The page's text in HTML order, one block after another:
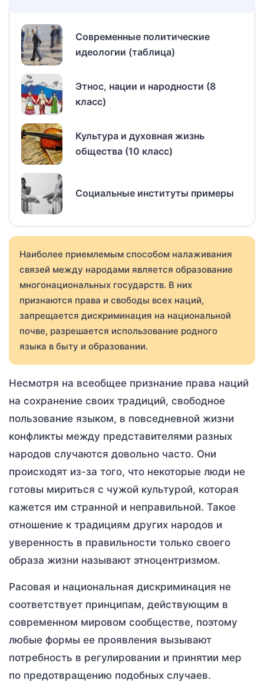
Современные политические
идеологии (таблица)
Этнос, нации и народности (8
класс)
Культура и духовная жизнь
общества (10 класс)
Социальные институты примеры
Наиболее приемлемым способом налаживания
связей между народами является образование
многонациональных государств. В них
признаются права и свободы всех наций,
запрещается дискриминация на национальной
почве, разрешается использование родного
языка в быту и образовании.
Несмотря на всеобщее признание права наций
на сохранение своих традиций, свободное
пользование языком, в повседневной жизни
конфликты между представителями разных
народов случаются довольно часто. Они
происходят из-за того, что некоторые люди не
готовы мириться с чужой культурой, которая
кажется им странной и неправильной. Такое
отношение к традициям других народов и
уверенность в правильности только своего
образа жизни называют этноцентризмом.
Расовая и национальная дискриминация не
соответствует принципам, действующим в
современном мировом сообществе, поэтому
любые формы ее проявления вызывают
потребность в регулировании и принятии мер
по предотвращению подобных случаев.